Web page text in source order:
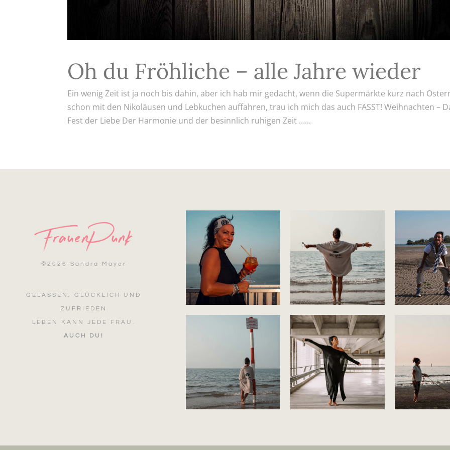
Oh du Fröhliche – alle Jahre wieder
Ein wenig Zeit ist ja noch bis dahin, aber ich hab mir gedacht, wenn die Supermärkte kurz nach
schon mit den Nikoläusen und Lebkuchen auffahren, trau ich mich das auch FASST! Weihnachten –
Fest der Liebe Der Harmonie und der besinnlich ruhigen Zeit …...
© 2026 Sandra Mayer
GELASSEN, GLÜCKLICH UND
ZUFRIEDEN
LEBEN KANN JEDE FRAU.
AUCH DU!